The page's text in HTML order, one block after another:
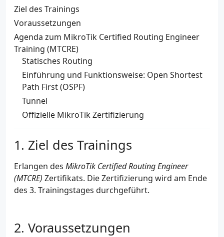
Ziel des Trainings
Voraussetzungen
Agenda zum MikroTik Certified Routing Engineer
Training (MTCRE)
Statisches Routing
Einführung und Funktionsweise: Open Shortest
Path First (OSPF)
Tunnel
Offizielle MikroTik Zertifizierung
Ziel des Trainings
Erlangen des MikroTik Certified Routing Engineer
(MTCRE) Zertifikats. Die Zertifizierung wird am Ende
des 3. Trainingstages durchgeführt.
Voraussetzungen